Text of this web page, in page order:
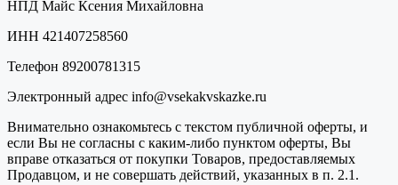
НПД Майс Ксения Михайловна
ИНН 421407258560
Телефон 89200781315
Электронный адрес info@vsekakvskazke.ru
Внимательно ознакомьтесь с текстом публичной оферты, и
если Вы не согласны с каким-либо пунктом оферты, Вы
вправе отказаться от покупки Товаров, предоставляемых
Продавцом, и не совершать действий, указанных в п. 2.1.